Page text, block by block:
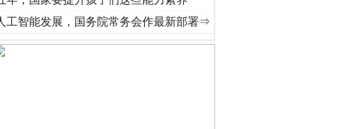
律.. ·[视频]牢记初心使命 奋进复兴征程丨“转折之城”激荡..
工智能发展，国务院常务会作最新部署⇒